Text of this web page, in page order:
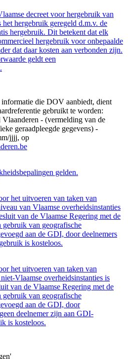
decreet voor hergebruik van
hergebruik geregeld d.m.v. de
hergebruik. Dit betekent dat elk
hergebruik voor onbepaalde
dat daar kosten aan verbonden zijn.
geldt een
die DOV aanbiedt, dient
gebruikt te worden:
- (vermelding van de
geraadpleegde gegevens) -
jjjj, op
gelden.
het uitvoeren van taken van
van Vlaamse overheidsinstanties
van de Vlaamse Regering met de
gebruik van geografische
aan de GDI, door deelnemers
is kosteloos.
het uitvoeren van taken van
Vlaamse overheidsinstanties is
van de Vlaamse Regering met de
gebruik van geografische
aan de GDI, door
deelnemer zijn aan GDI-
is kosteloos.